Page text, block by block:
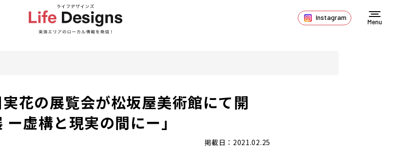
Instagram
Menu
実花の展覧会が松坂屋美術館にて開
虚構と現実の間にー」
掲載日：2021.02.25